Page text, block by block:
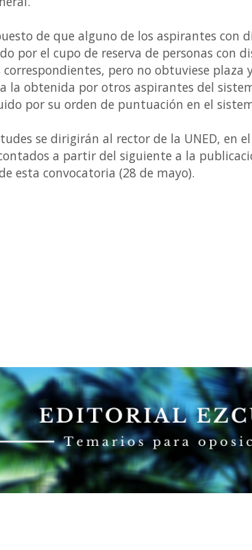
de que alguno de los aspirantes con
por el cupo de reserva de personas con
correspondientes, pero no obtuviese plaza
la obtenida por otros aspirantes del
por su orden de puntuación en el
se dirigirán al rector de la UNED, en
a partir del siguiente a la
esta convocatoria (28 de mayo).